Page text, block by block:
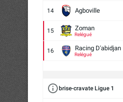
14 Agboville
15 Zoman
Relégué
16 Racing D'abidjan
Relégué
brise-cravate Ligue 1